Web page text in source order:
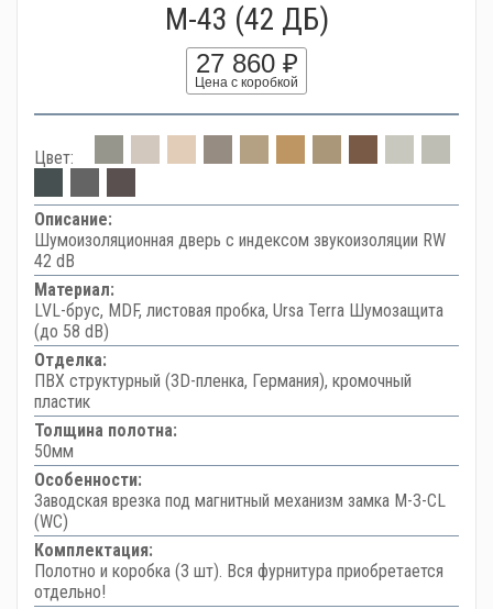
М-43 (42 ДБ)
27 860 ₽
Цена с коробкой
Цвет:
Описание:
Шумоизоляционная дверь с индексом звукоизоляции RW
42 dB
Материал:
LVL-брус, MDF, листовая пробка, Ursa Terra Шумозащита
(до 58 dB)
Отделка:
ПВХ структурный (3D-пленка, Германия), кромочный
пластик
Толщина полотна:
50мм
Особенности:
Заводская врезка под магнитный механизм замка M-3-CL
(WC)
Комплектация:
Полотно и коробка (3 шт). Вся фурнитура приобретается
отдельно!